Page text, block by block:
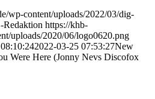
wp-content/uploads/2022/03/dig-
https://khb-
uploads/2020/06/logo0620.png
2022-03-25 07:53:27New
Were Here (Jonny Nevs Discofox